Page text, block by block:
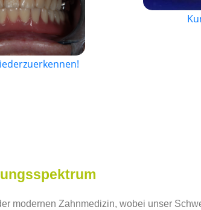
modernen Zahnmedizin, wobei unser